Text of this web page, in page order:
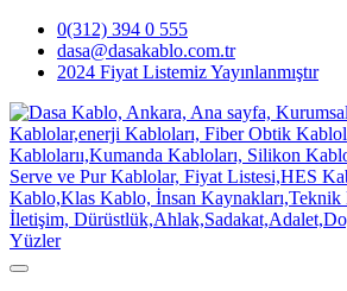
0(312) 394 0 555
dasa@dasakablo.com.tr
2024 Fiyat Listemiz Yayınlanmıştır